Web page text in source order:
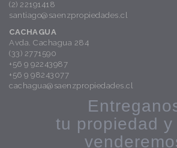
(2) 22191418
santiago@saenzpropiedades.cl
CACHAGUA
Avda. Cachagua 284
(33) 2771590
+56 9 92243987
+56 9 98243077
cachagua@saenzpropiedades.cl
tu propiedad y